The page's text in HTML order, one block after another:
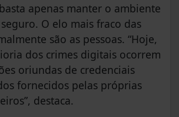
apenas manter o ambiente
O elo mais fraco das
são as pessoas. “Hoje,
dos crimes digitais ocorrem
oriundas de credenciais
fornecidos pelas próprias
destaca.